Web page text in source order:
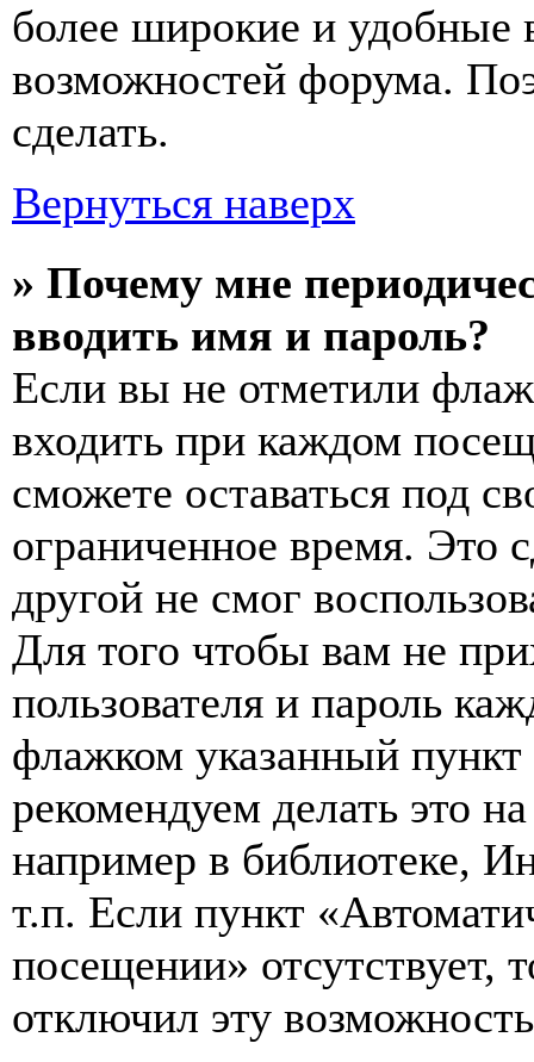
более широкие и удобные
возможностей форума.
сделать.
Вернуться наверх
» Почему мне
вводить имя и пароль?
Если вы не отметили
входить при каждом
сможете оставаться под
ограниченное время. Это
другой не смог
Для того чтобы вам не
пользователя и пароль
флажком указанный
рекомендуем делать это
например в библиотеке,
т.п. Если пункт
посещении» отсутствует,
отключил эту